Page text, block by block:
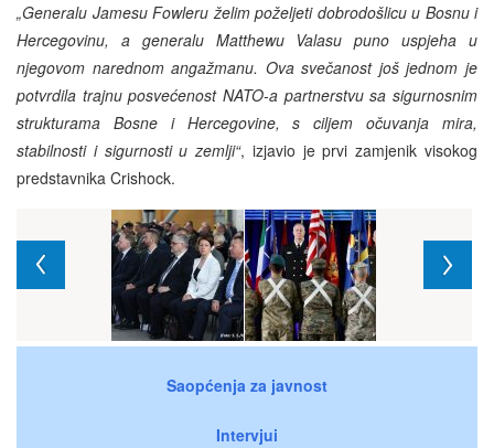
„Generalu Jamesu Fowleru želim poželjeti dobrodošlicu u Bosnu i
Hercegovinu, a generalu Matthewu Valasu puno uspjeha u
njegovom narednom angažmanu. Ova svečanost još jednom je
potvrdila trajnu posvećenost NATO-a partnerstvu sa sigurnosnim
strukturama Bosne i Hercegovine, s ciljem očuvanja mira,
stabilnosti i sigurnosti u zemlji“, izjavio je prvi zamjenik visokog
predstavnika Crishock.
Saopćenja za javnost
Intervjui